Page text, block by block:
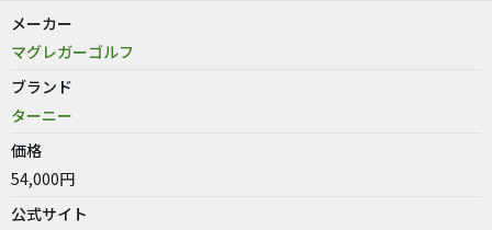
メーカー
マグレガーゴルフ
ブランド
ターニー
価格
54,000円
公式サイト